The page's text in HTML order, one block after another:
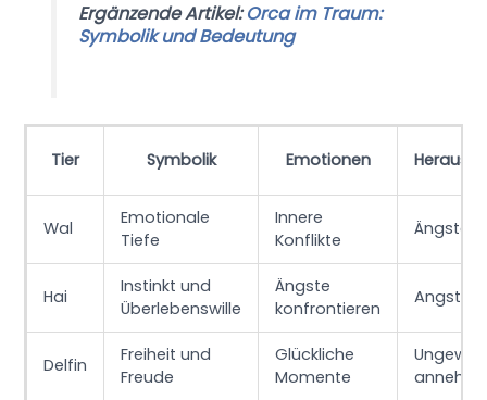
Ergänzende Artikel:Orca im Traum:
Symbolik und Bedeutung
Tier Symbolik Emotionen
Wal
Emotionale
Tiefe
Innere
Konflikte
Ängste
Hai
Instinkt und
Überlebenswille
Ängste
konfrontieren
Angst
Delfin
Freiheit und
Freude
Glückliche
Momente